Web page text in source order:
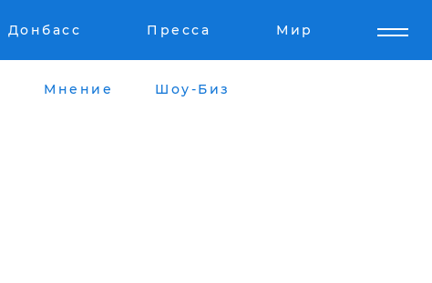
Донбасс Пресса Мир
Мнение Шоу-Биз